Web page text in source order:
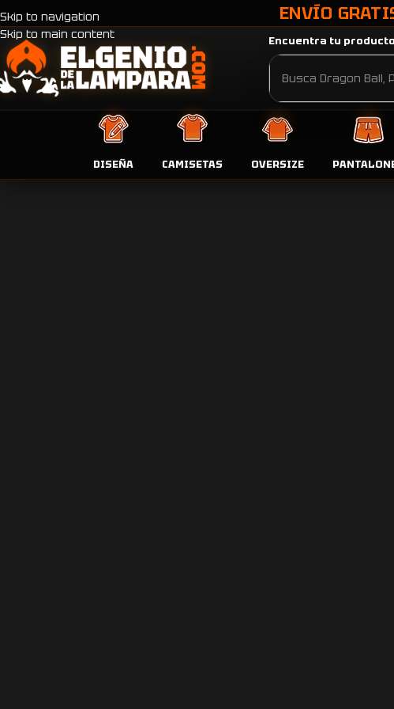
Skip to navigation
Skip to main content
ENVÍO
Encuentra tu
DISEÑA CAMISETAS OVERSIZE